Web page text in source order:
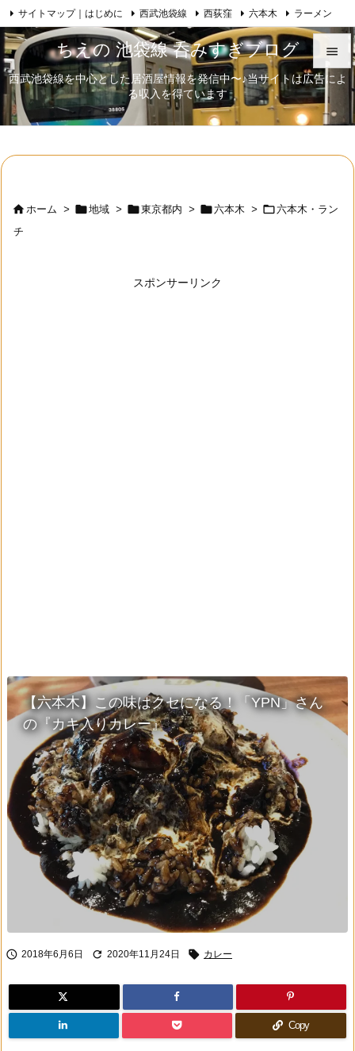
ちえの 池袋線 呑みすぎブログ
西武池袋線を中心とした居酒屋情報を発信中〜♪当サイトは広告によ
る収入を得ています


メニュ


サイトマップ｜はじめに 西武池袋線 西荻窪 六本木 ラーメン
日本酒 歌舞伎 自己紹介 RSS Feedly
ホーム > 地域 > 東京都内 > 六本木 > 六本木・ラン
チ
スポンサーリンク
【六本木】この味はクセになる！「YPN」さん
の『カキ入りカレー』
 2018年6月6日  2020年11月24日  カレー
Copy